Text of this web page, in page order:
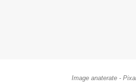
Image anaterate -